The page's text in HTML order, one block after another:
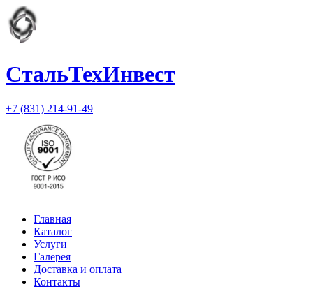
СтальТехИнвест
+7 (831) 214-91-49
Главная
Каталог
Услуги
Галерея
Доставка и оплата
Контакты